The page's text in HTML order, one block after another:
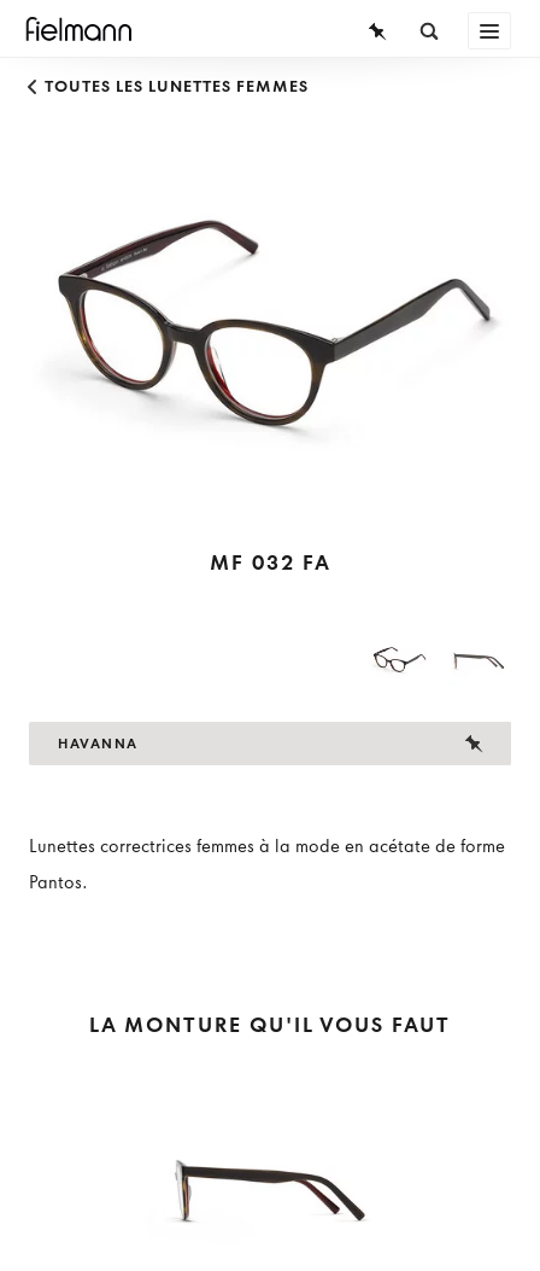
LUNETTES
CONNAISSANCES
SERVICE
TOUTES LES LUNETTES FEMMES
MF 032 FA
HAVANNA
Lunettes correctrices femmes à la mode en acétate de forme
Pantos.
LA MONTURE QU'IL VOUS FAUT